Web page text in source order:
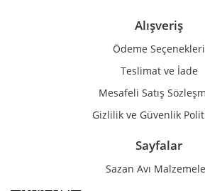
Alışveriş
Ödeme Seçenekleri
Teslimat ve İade
Mesafeli Satış
Gizlilik ve Güvenlik
Sayfalar
Sazan Avı